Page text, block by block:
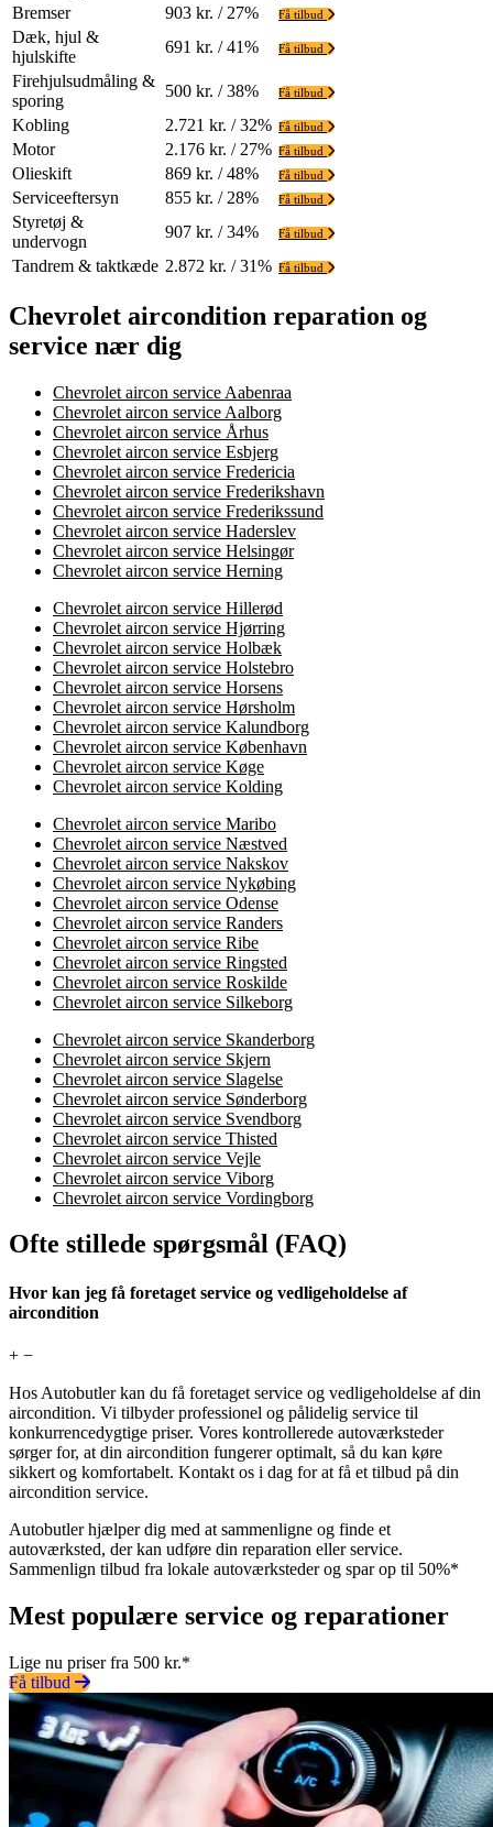
Bremser 903 kr. / 27% Få tilbud
Dæk, hjul &
hjulskifte
691 kr. / 41% Få tilbud
Firehjulsudmåling &
sporing
500 kr. / 38% Få tilbud
Kobling 2.721 kr. / 32% Få tilbud
Motor 2.176 kr. / 27% Få tilbud
Olieskift 869 kr. / 48% Få tilbud
Serviceeftersyn 855 kr. / 28% Få tilbud
Styretøj &
undervogn
907 kr. / 34% Få tilbud
Tandrem & taktkæde 2.872 kr. / 31% Få tilbud
Chevrolet aircondition reparation og
service nær dig
Chevrolet aircon service Aabenraa
Chevrolet aircon service Aalborg
Chevrolet aircon service Århus
Chevrolet aircon service Esbjerg
Chevrolet aircon service Fredericia
Chevrolet aircon service Frederikshavn
Chevrolet aircon service Frederikssund
Chevrolet aircon service Haderslev
Chevrolet aircon service Helsingør
Chevrolet aircon service Herning
Chevrolet aircon service Hillerød
Chevrolet aircon service Hjørring
Chevrolet aircon service Holbæk
Chevrolet aircon service Holstebro
Chevrolet aircon service Horsens
Chevrolet aircon service Hørsholm
Chevrolet aircon service Kalundborg
Chevrolet aircon service København
Chevrolet aircon service Køge
Chevrolet aircon service Kolding
Chevrolet aircon service Maribo
Chevrolet aircon service Næstved
Chevrolet aircon service Nakskov
Chevrolet aircon service Nykøbing
Chevrolet aircon service Odense
Chevrolet aircon service Randers
Chevrolet aircon service Ribe
Chevrolet aircon service Ringsted
Chevrolet aircon service Roskilde
Chevrolet aircon service Silkeborg
Chevrolet aircon service Skanderborg
Chevrolet aircon service Skjern
Chevrolet aircon service Slagelse
Chevrolet aircon service Sønderborg
Chevrolet aircon service Svendborg
Chevrolet aircon service Thisted
Chevrolet aircon service Vejle
Chevrolet aircon service Viborg
Chevrolet aircon service Vordingborg
Ofte stillede spørgsmål (FAQ)
Hvor kan jeg få foretaget service og vedligeholdelse af
aircondition
+ −
Hos Autobutler kan du få foretaget service og vedligeholdelse af din
aircondition. Vi tilbyder professionel og pålidelig service til
konkurrencedygtige priser. Vores kontrollerede autoværksteder
sørger for, at din aircondition fungerer optimalt, så du kan køre
sikkert og komfortabelt. Kontakt os i dag for at få et tilbud på din
aircondition service.
Autobutler hjælper dig med at sammenligne og finde et
autoværksted, der kan udføre din reparation eller service.
Sammenlign tilbud fra lokale autoværksteder og spar op til 50%*
Mest populære service og reparationer
Lige nu priser fra 500 kr.*
Få tilbud